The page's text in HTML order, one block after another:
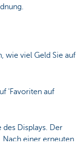
wie viel Geld Sie auf
'Favoriten auf
des Displays. Der
Nach einer erneuten